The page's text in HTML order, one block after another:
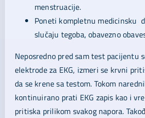
menstruacije.
Poneti kompletnu medicinsku
slučaju tegoba, obavezno
Neposredno pred sam test pacijentu
elektrode za EKG, izmeri se krvni
da se krene sa testom. Tokom
kontinuirano prati EKG zapis kao i
pritiska prilikom svakog napora.